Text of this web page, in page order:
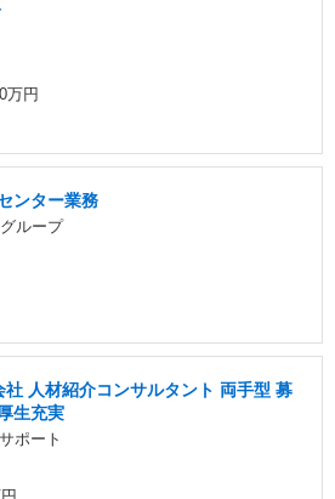
万円
ンター業務
ループ
人材紹介コンサルタント 両手型 募
生充実
ポート